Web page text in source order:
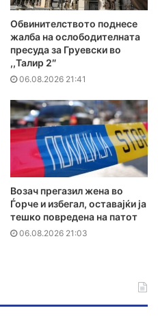
Обвинителството поднесе
жалба на ослободителната
пресуда за Груевски во
,,Талир 2″
06.08.2026 21:41
Возач прегазил жена во
Ѓорче и избегал, оставајќи ја
тешко повредена на патот
06.08.2026 21:03